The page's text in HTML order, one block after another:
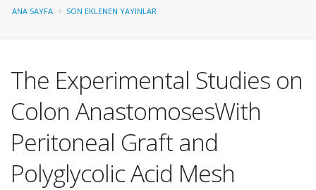
ANA SAYFA SON EKLENEN YAYINLAR
The Experimental Studies on
Colon AnastomosesWith
Peritoneal Graft and
Polyglycolic Acid Mesh